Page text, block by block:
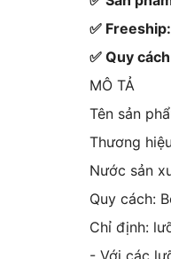
✅ Freeship:
✅ Quy
MÔ TẢ
Tên sản
Thương
Nước sản
Quy cách:
Chỉ định: